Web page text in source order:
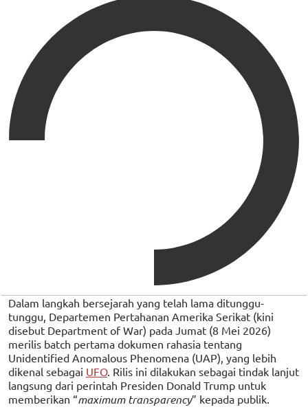
Dalam langkah bersejarah yang telah lama ditunggu-
tunggu, Departemen Pertahanan Amerika Serikat (kini
disebut Department of War) pada Jumat (8 Mei 2026)
merilis batch pertama dokumen rahasia tentang
Unidentified Anomalous Phenomena (UAP), yang lebih
dikenal sebagai UFO. Rilis ini dilakukan sebagai tindak lanjut
langsung dari perintah Presiden Donald Trump untuk
memberikan “maximum transparency” kepada publik.